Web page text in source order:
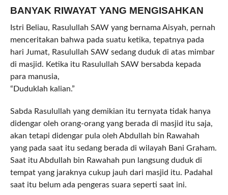
BANYAK RIWAYAT YANG MENGISAHKAN
Istri Beliau, Rasulullah SAW yang bernama Aisyah, pernah
menceritakan bahwa pada suatu ketika, tepatnya pada
hari Jumat, Rasulullah SAW sedang duduk di atas mimbar
di masjid. Ketika itu Rasulullah SAW bersabda kepada
para manusia,
“Duduklah kalian.”
Sabda Rasulullah yang demikian itu ternyata tidak hanya
didengar oleh orang-orang yang berada di masjid itu saja,
akan tetapi didengar pula oleh Abdullah bin Rawahah
yang pada saat itu sedang berada di wilayah Bani Graham.
Saat itu Abdullah bin Rawahah pun langsung duduk di
tempat yang jaraknya cukup jauh dari masjid itu. Padahal
saat itu belum ada pengeras suara seperti saat ini.